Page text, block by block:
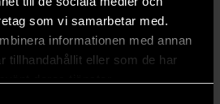
som vi samarbetar med.
informationen med annan
tillhandahållit eller som de har